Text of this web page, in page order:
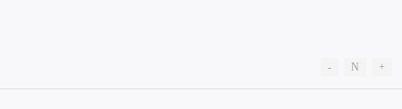
- N +